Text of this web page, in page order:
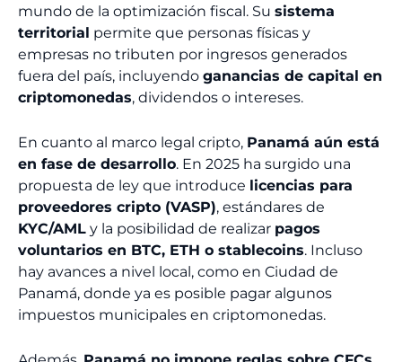
mundo de la optimización fiscal. Su sistema
territorial permite que personas físicas y
empresas no tributen por ingresos generados
fuera del país, incluyendo ganancias de capital en
criptomonedas, dividendos o intereses.
En cuanto al marco legal cripto, Panamá aún está
en fase de desarrollo. En 2025 ha surgido una
propuesta de ley que introduce licencias para
proveedores cripto (VASP), estándares de
KYC/AML y la posibilidad de realizar pagos
voluntarios en BTC, ETH o stablecoins. Incluso
hay avances a nivel local, como en Ciudad de
Panamá, donde ya es posible pagar algunos
impuestos municipales en criptomonedas.